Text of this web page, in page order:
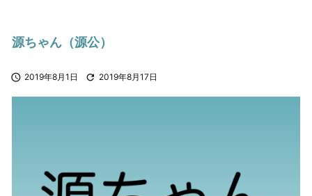
源ちゃん（源公）
 2019年8月1日  2019年8月17日